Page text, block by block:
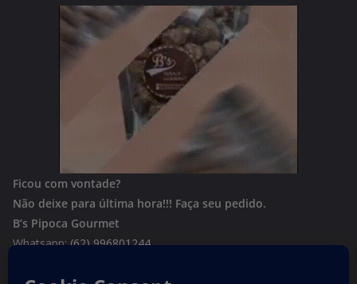
Ficou com vontade?
Não deixe para última hora!!! Faça seu pedido.
B’s Pipoca Gourmet
Whatsapp:(62) 996801244